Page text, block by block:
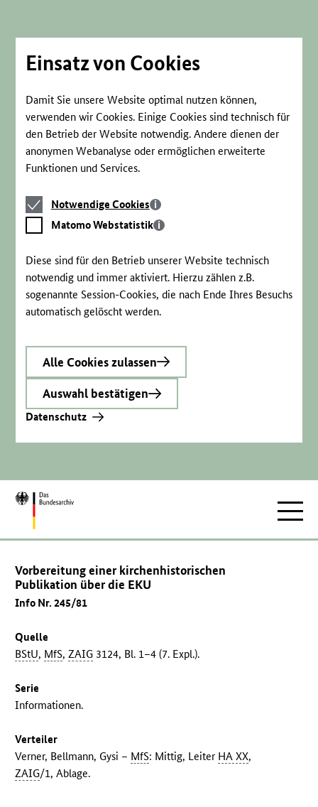
Einsatz von Cookies
Damit Sie unsere Website optimal nutzen können,
verwenden wir Cookies. Einige Cookies sind technisch für
den Betrieb der Website notwendig. Andere dienen der
anonymen Webanalyse oder ermöglichen erweiterte
Funktionen und Services.
Notwendige
Cookies
Notwendige Cookies
Matomo
Webstatistik
Matomo Webstatistik
Diese sind für den Betrieb unserer Website technisch
notwendig und immer aktiviert. Hierzu zählen z.B.
sogenannte Session-Cookies, die nach Ende Ihres Besuchs
automatisch gelöscht werden.
Alle Cookies zulassen
Auswahl bestätigen
Datenschutz
Zur
Vorbereitung einer kirchenhistorischen
Publikation über die EKU
Info Nr. 245/81
Quelle
BStU, MfS,ZAIG 3124, Bl. 1–4 (7. Expl.).
Serie
Informationen.
Verteiler
Verner, Bellmann, Gysi – MfS: Mittig, Leiter HA XX,
ZAIG/1, Ablage.